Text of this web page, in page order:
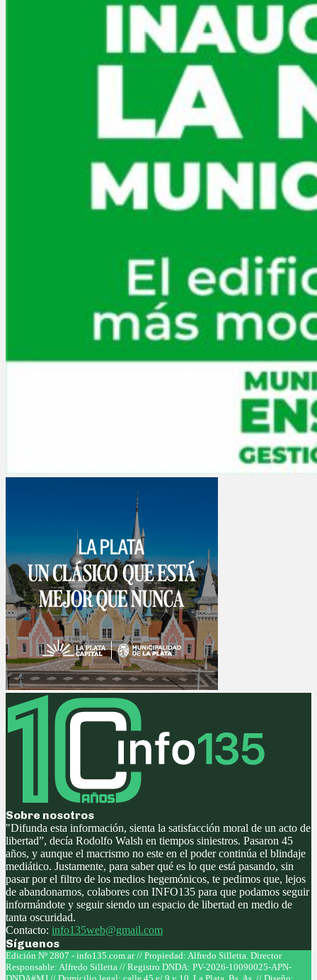
Sobre nosotros
"Difunda esta información, sienta la satisfacción moral de un acto de
libertad”, decía Rodolfo Walsh en tiempos siniestros. Pasaron 45
años, y aunque el macrismo no este en el poder continúa el blindaje
mediático. Justamente, para saber qué es lo que está pasando, sin
pasar por el filtro de los medios hegemónicos, te pedimos que, lejos
de abandonarnos, colabores con INFO135 para que podamos seguir
informándote y seguir siendo un espacio de libertad en medio de
tanta oscuridad.
Contacto: info135web@gmail.com
Síguenos
Facebook
Twitter
Instagram
Youtube
Edición Nº 2807 - info135.com.ar // Propiedad: Alfredo Silletta. Director
Responsable: Alfredo Silletta // Registro DNDA: PV-2026-10090025-APN-